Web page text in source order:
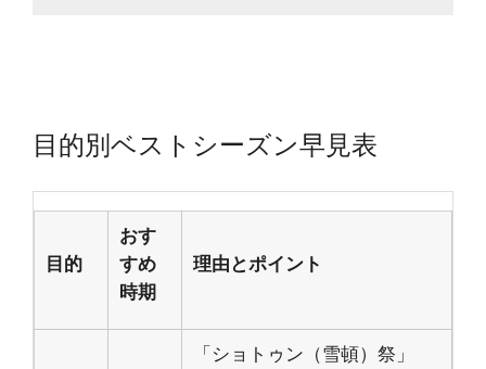
目的別ベストシーズン早見表
目的
おす
すめ
時期
理由とポイント
「ショトゥン（雪頓）祭」